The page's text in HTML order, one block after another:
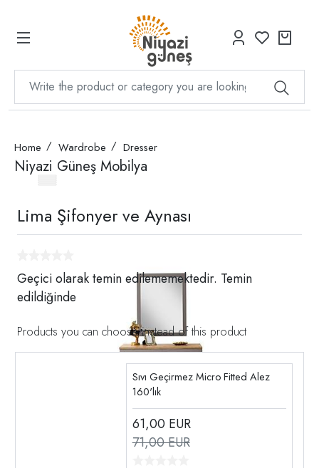
Home Wardrobe Dresser
Niyazi Güneş Mobilya
Lima Şifonyer ve Aynası
Geçici olarak temin edilememektedir. Temin
edildiğinde
Products you can choose instead of this product
Sıvı Geçirmez Micro Fitted Alez
160'lık
61,00 EUR
71,00 EUR